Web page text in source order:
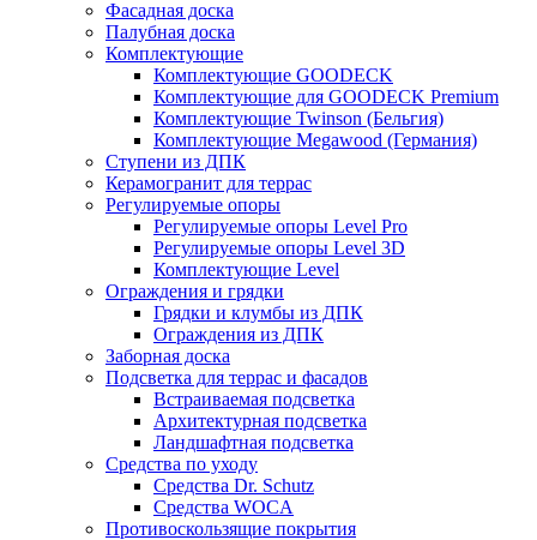
Фасадная доска
Палубная доска
Комплектующие
Комплектующие GOODECK
Комплектующие для GOODECK Premium
Комплектующие Twinson (Бельгия)
Комплектующие Megawood (Германия)
Ступени из ДПК
Керамогранит для террас
Регулируемые опоры
Регулируемые опоры Level Pro
Регулируемые опоры Level 3D
Комплектующие Level
Ограждения и грядки
Грядки и клумбы из ДПК
Ограждения из ДПК
Заборная доска
Подсветка для террас и фасадов
Встраиваемая подсветка
Архитектурная подсветка
Ландшафтная подсветка
Средства по уходу
Средства Dr. Schutz
Средства WOCA
Противоскользящие покрытия